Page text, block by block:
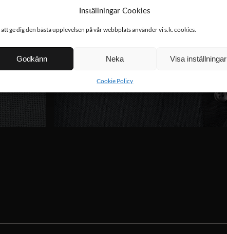
Inställningar Cookies
ge dig den bästa upplevelsen på vår webbplats använder vi s.k. cookies.
Godkänn Neka Visa inställningar
Cookie Policy